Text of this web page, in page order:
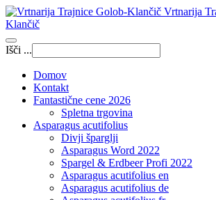
Vrtnarija
Klančič
Išči ...
Domov
Kontakt
Fantastične cene 2026
Spletna trgovina
Asparagus acutifolius
Divji šparglji
Asparagus Word 2022
Spargel & Erdbeer Profi 2022
Asparagus acutifolius en
Asparagus acutifolius de